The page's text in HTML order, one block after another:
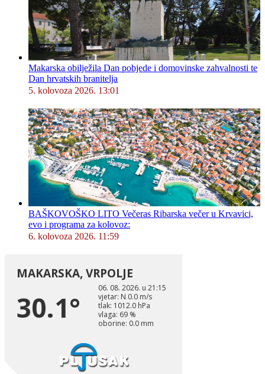
Makarska obilježila Dan pobjede i domovinske zahvalnosti te
Dan hrvatskih branitelja
5. kolovoza 2026. 13:01
BAŠKOVOŠKO LITO Večeras Ribarska večer u Krvavici,
evo i programa za kolovoz:
6. kolovoza 2026. 11:59